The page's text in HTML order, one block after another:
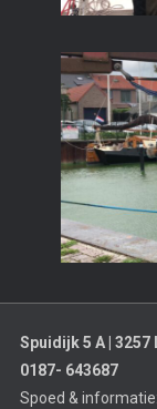
Spuidijk 5 A |
0187- 643687
Spoed &